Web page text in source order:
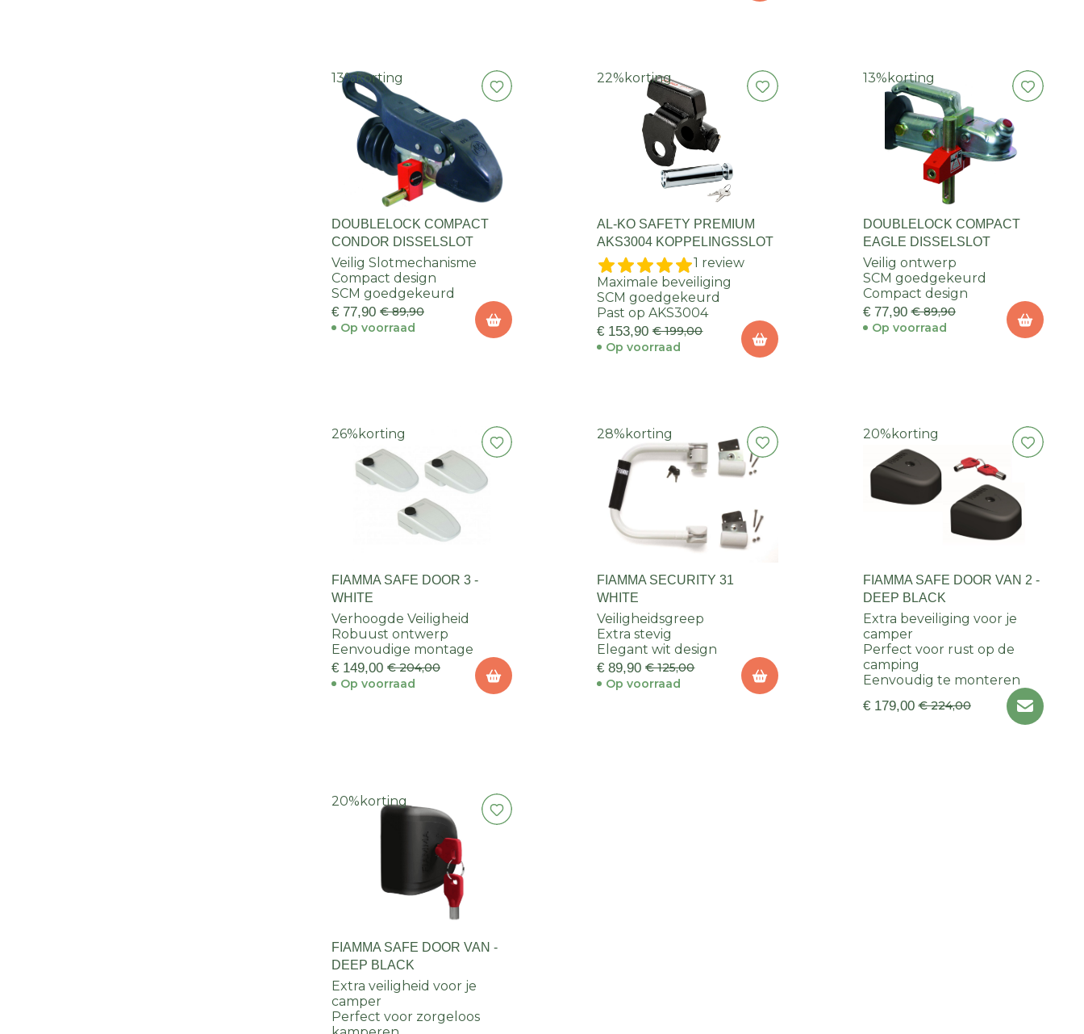
13%korting
DOUBLELOCK COMPACT
CONDOR DISSELSLOT
Veilig Slotmechanisme
Compact design
SCM goedgekeurd
€ 77,90 € 89,90
Op voorraad
22% korting
AL-KO SAFETY PREMIUM
AKS3004 KOPPELINGSSLOT
1 review
Maximale beveiliging
SCM goedgekeurd
Past op AKS3004
€ 153,90 € 199,00
Op voorraad
13% korting
DOUBLELOCK COMPACT
EAGLE DISSELSLOT
Veilig ontwerp
SCM goedgekeurd
Compact design
€ 77,90 € 89,90
Op voorraad
26% korting
FIAMMA SAFE DOOR 3 -
WHITE
Verhoogde Veiligheid
Robuust ontwerp
Eenvoudige montage
€ 149,00 € 204,00
Op voorraad
28% korting
FIAMMA SECURITY 31
WHITE
Veiligheidsgreep
Extra stevig
Elegant wit design
€ 89,90 € 125,00
Op voorraad
20% korting
FIAMMA SAFE DOOR VAN 2 -
DEEP BLACK
Extra beveiliging voor je
camper
Perfect voor rust op de
camping
Eenvoudig te monteren
€ 179,00 € 224,00
20% korting
FIAMMA SAFE DOOR VAN -
DEEP BLACK
Extra veiligheid voor je
camper
Perfect voor zorgeloos